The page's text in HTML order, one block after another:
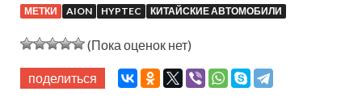
МЕТКИ AION HYPTEC КИТАЙСКИЕ АВТОМОБИЛИ
(Пока оценок нет)
поделиться